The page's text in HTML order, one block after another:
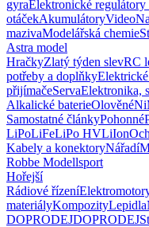
gyraElektronické regulátory
otáčekAkumulátoryVideo
mazivaModelářská chemie
Astra model
HračkyZlatý týden slevRC
potřeby a doplňky
přijímačeServaElektronika,
Alkalické baterieOlověné
Samostatné článkyPohonné
LiPoLiFeLiPo HVLiIon
Kabely a konektoryNářadí
Robbe Modellsport
Hořejší
Rádiové řízení
materiályKompozityLepidla
DOPRODEJDOPRODEJ